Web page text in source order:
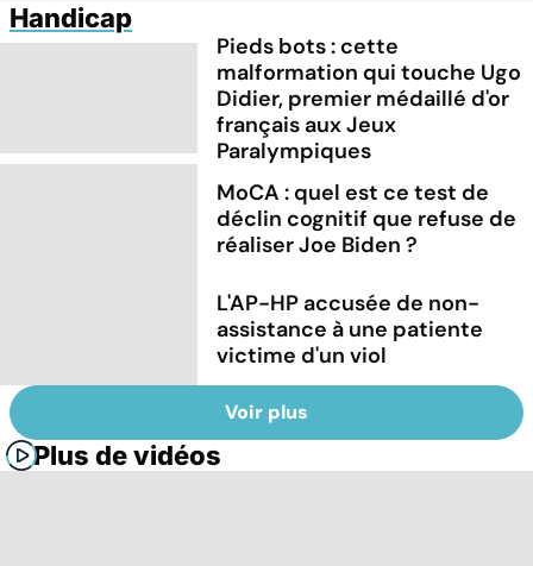
Handicap
Pieds bots : cette
malformation qui touche Ugo
Didier, premier médaillé d'or
français aux Jeux
Paralympiques
MoCA : quel est ce test de
déclin cognitif que refuse de
réaliser Joe Biden ?
L'AP-HP accusée de non-
assistance à une patiente
victime d'un viol
Voir plus
Plus de vidéos